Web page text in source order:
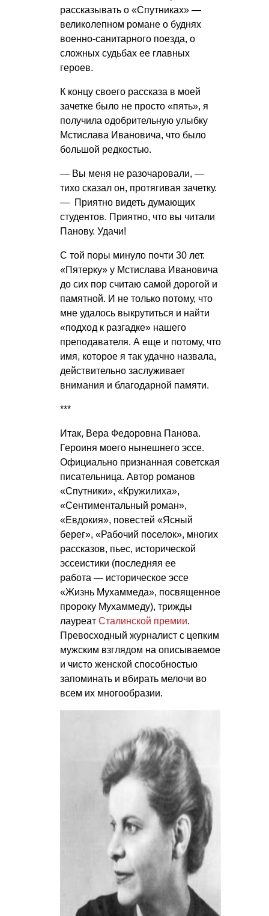
рассказывать о «Спутниках» —
великолепном романе о буднях
военно-санитарного поезда, о
сложных судьбах ее главных
героев.
К концу своего рассказа в моей
зачетке было не просто «пять», я
получила одобрительную улыбку
Мстислава Ивановича, что было
большой редкостью.
— Вы меня не разочаровали, —
тихо сказал он, протягивая зачетку.
— Приятно видеть думающих
студентов. Приятно, что вы читали
Панову. Удачи!
С той поры минуло почти 30 лет.
«Пятерку» у Мстислава Ивановича
до сих пор считаю самой дорогой и
памятной. И не только потому, что
мне удалось выкрутиться и найти
«подход к разгадке» нашего
преподавателя. А еще и потому, что
имя, которое я так удачно назвала,
действительно заслуживает
внимания и благодарной памяти.
***
Итак, Вера Федоровна Панова.
Героиня моего нынешнего эссе.
Официально признанная советская
писательница. Автор романов
«Спутники», «Кружилиха»,
«Сентиментальный роман»,
«Евдокия», повестей «Ясный
берег», «Рабочий поселок», многих
рассказов, пьес, исторической
эссеистики (последняя ее
работа — историческое эссе
«Жизнь Мухаммеда», посвященное
пророку Мухаммеду), трижды
лауреат Сталинской премии.
Превосходный журналист с цепким
мужским взглядом на описываемое
и чисто женской способностью
запоминать и вбирать мелочи во
всем их многообразии.